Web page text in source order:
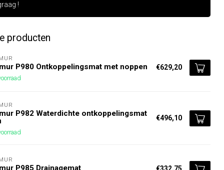
!
producten
P980 Ontkoppelingsmat met noppen €629,20
P982 Waterdichte ontkoppelingsmat
€496,10
P985 Drainagemat